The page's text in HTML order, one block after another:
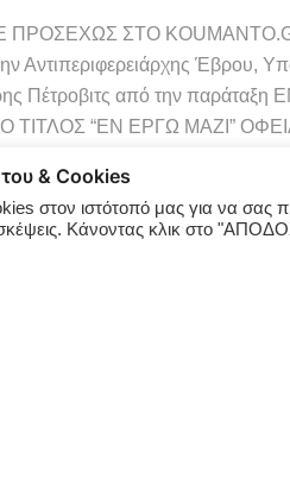
ΣΤΟ
Έβρου,
Πέτροβιτς από την παράταξη
Ο ΤΙΤΛΟΣ “ΕΝ ΕΡΓΩ ΜΑΖΙ”
& Cookies
στον ιστότοπό μας για να σας
Κάνοντας κλικ στο